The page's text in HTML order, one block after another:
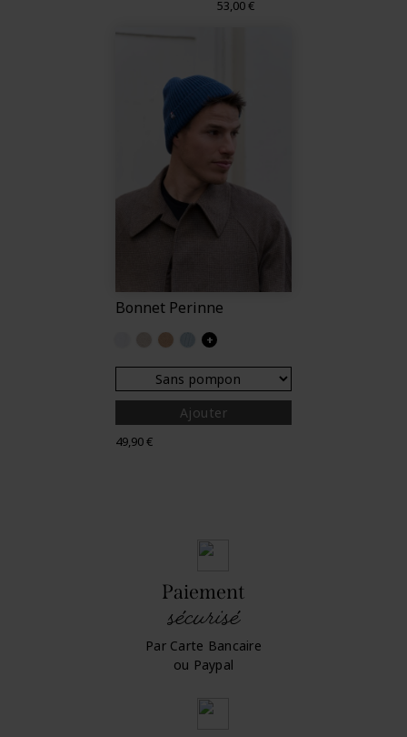
Prix
53,00 €
Bonnet Perinne
CraieCamel Iceberg
+
Ajouter
Prix
49,90 €
Paiement
sécurisé
Par Carte Bancaire
ou Paypal